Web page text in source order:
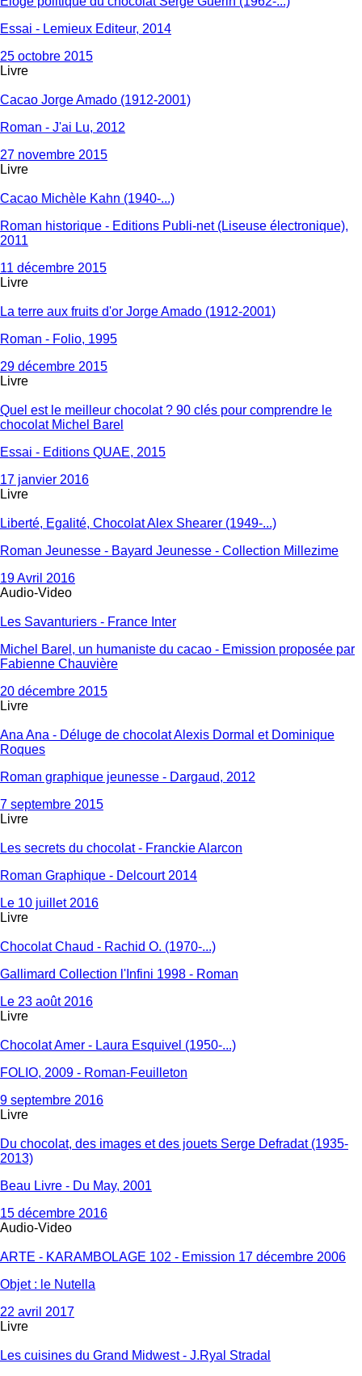
Essai - Lemieux Editeur, 2014
25 octobre 2015
Livre
Cacao Jorge Amado (1912-2001)
Roman - J'ai Lu, 2012
27 novembre 2015
Livre
Cacao Michèle Kahn (1940-...)
Roman historique - Editions Publi-net (Liseuse électronique),
2011
11 décembre 2015
Livre
La terre aux fruits d'or Jorge Amado (1912-2001)
Roman - Folio, 1995
29 décembre 2015
Livre
Quel est le meilleur chocolat ? 90 clés pour comprendre le
chocolat Michel Barel
Essai - Editions QUAE, 2015
17 janvier 2016
Livre
Liberté, Egalité, Chocolat Alex Shearer (1949-...)
Roman Jeunesse - Bayard Jeunesse - Collection Millezime
19 Avril 2016
Audio-Video
Les Savanturiers - France Inter
Michel Barel, un humaniste du cacao - Emission proposée par
Fabienne Chauvière
20 décembre 2015
Livre
Ana Ana - Déluge de chocolat Alexis Dormal et Dominique
Roques
Roman graphique jeunesse - Dargaud, 2012
7 septembre 2015
Livre
Les secrets du chocolat - Franckie Alarcon
Roman Graphique - Delcourt 2014
Le 10 juillet 2016
Livre
Chocolat Chaud - Rachid O. (1970-...)
Gallimard Collection l'Infini 1998 - Roman
Le 23 août 2016
Livre
Chocolat Amer - Laura Esquivel (1950-...)
FOLIO, 2009 - Roman-Feuilleton
9 septembre 2016
Livre
Du chocolat, des images et des jouets Serge Defradat (1935-
2013)
Beau Livre - Du May, 2001
15 décembre 2016
Audio-Video
ARTE - KARAMBOLAGE 102 - Emission 17 décembre 2006
Objet : le Nutella
22 avril 2017
Livre
Les cuisines du Grand Midwest - J.Ryal Stradal